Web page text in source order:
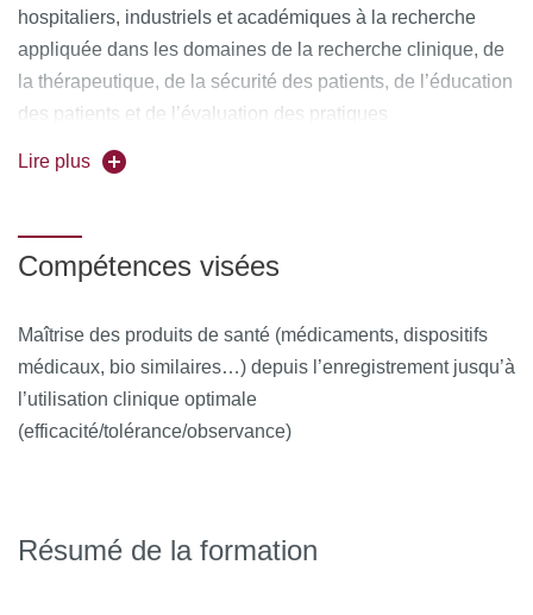
hospitaliers, industriels et académiques à la recherche
appliquée dans les domaines de la recherche clinique, de
la thérapeutique, de la sécurité des patients, de l’éducation
des patients et de l’évaluation des pratiques
professionnelles.
School Drug Development d’Université Paris Cité,
des cours de master et doctorat à des laboratoires de
développement de nouveaux médicaments, couvrant
toutes les étapes de la conception à leur utilisation en
clinique.En savoir plus >
Lire plus
Compétences visées
Maîtrise des produits de santé (médicaments, dispositifs
médicaux, bio similaires…) depuis l’enregistrement jusqu’à
l’utilisation clinique optimale
(efficacité/tolérance/observance)
Résumé de la formation